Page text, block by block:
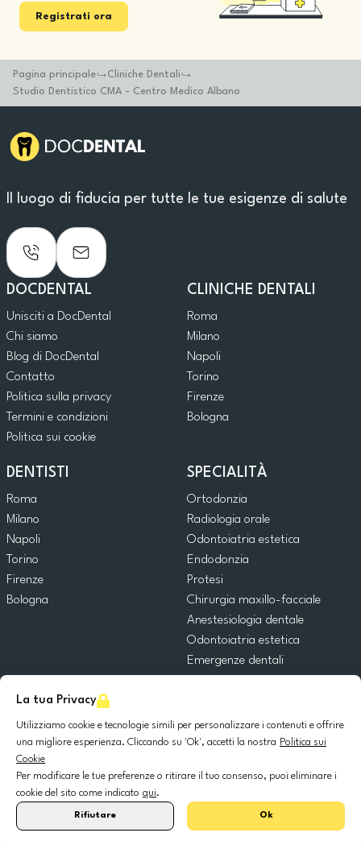
La tua Privacy
Utilizziamo cookie e tecnologie simili per personalizzare i contenuti e offrire
una migliore esperienza. Cliccando su 'Ok', accetti la nostra Politica sui
Cookie
Per modificare le tue preferenze o ritirare il tuo consenso, puoi eliminare i
cookie del sito come indicato qui.
Rifiutare Ok
Registrati ora
Pagina principale
Cliniche Dentali
Studio Dentistico CMA - Centro Medico Albano
Il luogo di fiducia per tutte le tue esigenze di salute
DOCDENTAL
Unisciti a DocDental
Chi siamo
Blog di DocDental
Contatto
Politica sulla privacy
Termini e condizioni
Politica sui cookie
CLINICHE DENTALI
Roma
Milano
Napoli
Torino
Firenze
Bologna
DENTISTI
Roma
Milano
Napoli
Torino
Firenze
Bologna
SPECIALITÀ
Ortodonzia
Radiologia orale
Odontoiatria estetica
Endodonzia
Protesi
Chirurgia maxillo-facciale
Anestesiologia dentale
Odontoiatria estetica
Emergenze dentali
Chirurgia orale
Implantologia dentale
© 2025 DocDental. Tutti i diritti riservati.
United
España Polska